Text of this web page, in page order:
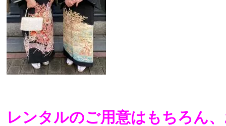
レンタルのご用意はもちろん